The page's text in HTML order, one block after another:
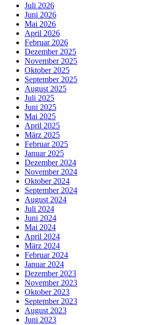
Juli 2026
Juni 2026
Mai 2026
April 2026
Februar 2026
Dezember 2025
November 2025
Oktober 2025
September 2025
August 2025
Juli 2025
Juni 2025
Mai 2025
April 2025
März 2025
Februar 2025
Januar 2025
Dezember 2024
November 2024
Oktober 2024
September 2024
August 2024
Juli 2024
Juni 2024
Mai 2024
April 2024
März 2024
Februar 2024
Januar 2024
Dezember 2023
November 2023
Oktober 2023
September 2023
August 2023
Juni 2023